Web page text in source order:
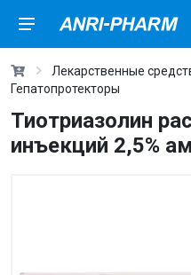
Лекарственные
Гепатопротекторы
Тиотриазолин
инъекций 2,5%